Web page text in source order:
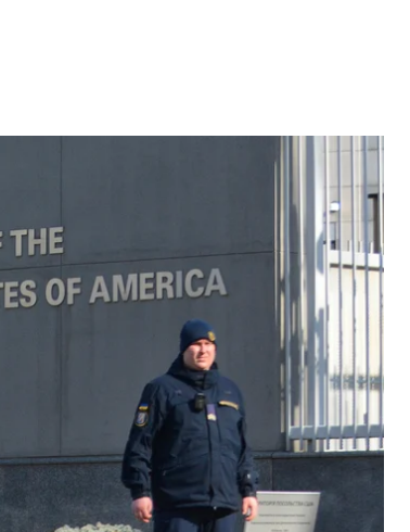
заяви високої представниці ЄС із
єдині, хто евакуював своїх
а повідомлення про протилежне є
рівень безпеки свого посольства, і
подорожувати до України «з будь-